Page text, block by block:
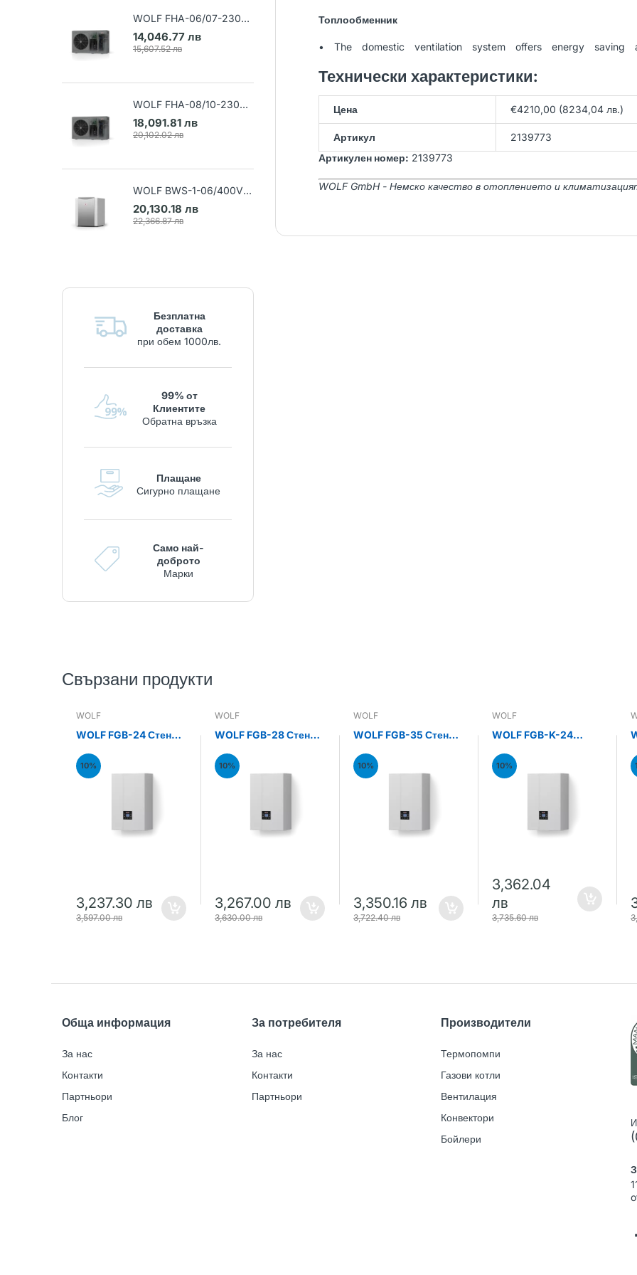
WOLF FHA-06/07-230V
Термопомпа въздух-вода
(Арт. 9148032)
14,046.77 лв
15,607.52 лв
WOLF FHA-08/10-230V
Термопомпа въздух-вода
(Арт. 9148033)
18,091.81 лв
20,102.02 лв
WOLF BWS-1-06/400V
Термопомпа земя-вода
(Арт. 9145384)
20,130.18 лв
22,366.87 лв
WOLF BWS-1-10/400V
(Арт. 9145386)
23,962.82 лв
WOLF BWW-1-07/400V
Термопомпа вода-вода
(Арт. 9146033)
23,150.77 лв
25,723.08 лв
WOLF BWW-1-11/400V
Безплатна
доставка
при обем 1000лв.
99% от
Клиентите
Обратна връзка
Плащане
Сигурно плащане
Само най-
доброто
Марки
Топлообменник
• The domestic ventilation system offers energy saving
Технически характеристики:
Цена €4210,00 (8234,04 лв.)
Артикул
2139773
Артикулен номер: 2139773
WOLF GmbH - Немско качество в отоплението и
Свързани продукти
WOLF
WOLF FGB-24 Стенен
котел 24kW
10%
3,237.30 лв
3,597.00 лв
WOLF
WOLF FGB-28 Стенен
котел 28kW
10%
3,267.00 лв
3,630.00 лв
WOLF
WOLF FGB-35 Стенен
котел 35kW
10%
3,350.16 лв
3,722.40 лв
WOLF
WOLF FGB-K-24
кондензен комби
котел 24kW
10%
3,362.04
лв
3,735.60 лв
Обща информация
За нас
Контакти
Партньори
Блог
За потребителя
За нас
Контакти
Партньори
Производители
Термопомпи
Газови котли
Вентилация
Конвектори
Бойлери